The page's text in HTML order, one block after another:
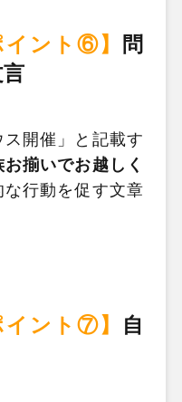
ント⑥】
問
開催」と記載す
お揃いでお越しく
な行動を促す文章
ント⑦】
自